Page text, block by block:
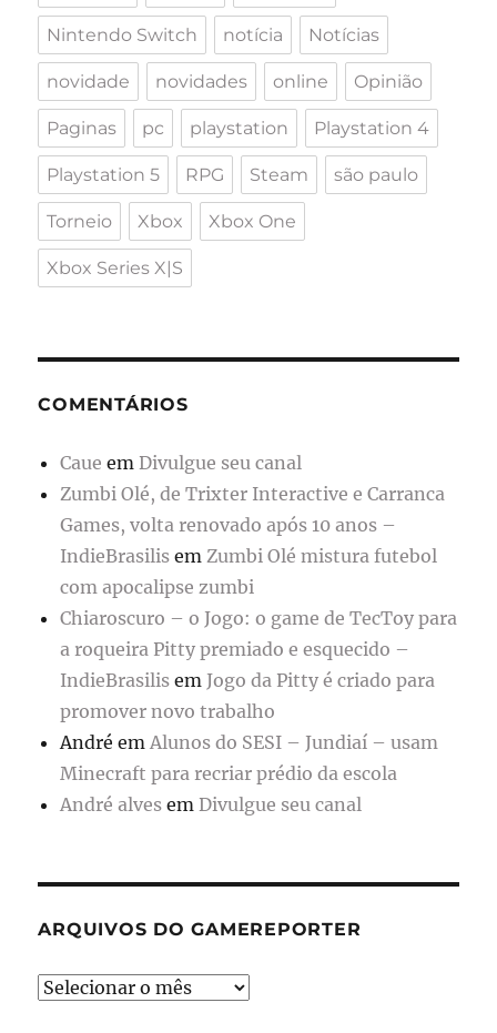
Nintendo Switch notícia Notícias
novidade novidades online Opinião
Paginas pc playstation Playstation 4
Playstation 5 RPG Steam são paulo
Torneio Xbox Xbox One
Xbox Series X|S
COMENTÁRIOS
Caue em Divulgue seu canal
Zumbi Olé, de Trixter Interactive e Carranca
Games, volta renovado após 10 anos –
IndieBrasilis em Zumbi Olé mistura futebol
com apocalipse zumbi
Chiaroscuro – o Jogo: o game de TecToy para
a roqueira Pitty premiado e esquecido –
IndieBrasilis em Jogo da Pitty é criado para
promover novo trabalho
André em Alunos do SESI – Jundiaí – usam
Minecraft para recriar prédio da escola
André alves em Divulgue seu canal
ARQUIVOS DO GAMEREPORTER
Arquivos